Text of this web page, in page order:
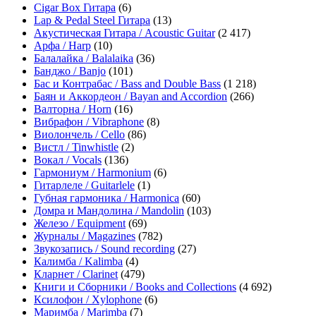
Cigar Box Гитара (6)
Lap & Pedal Steel Гитара (13)
Акустическая Гитара / Acoustic Guitar(2 417)
Арфа / Harp (10)
Балалайка / Balalaika (36)
Банджо / Banjo (101)
Бас и Контрабас / Bass and Double Bass (1 218)
Баян и Аккордеон / Bayan and Accordion (266)
Валторна / Horn (16)
Вибрафон / Vibraphone (8)
Виолончель / Cello (86)
Вистл / Tinwhistle (2)
Вокал / Vocals (136)
Гармониум / Harmonium (6)
Гитарлеле / Guitarlele (1)
Губная гармоника / Harmonica (60)
Домра и Мандолина / Mandolin (103)
Железо / Equipment (69)
Журналы / Magazines (782)
Звукозапись / Sound recording (27)
Калимба / Kalimba (4)
Кларнет / Clarinet (479)
Книги и Сборники / Books and Collections (4 692)
Ксилофон / Xylophone (6)
Маримба / Marimba (7)